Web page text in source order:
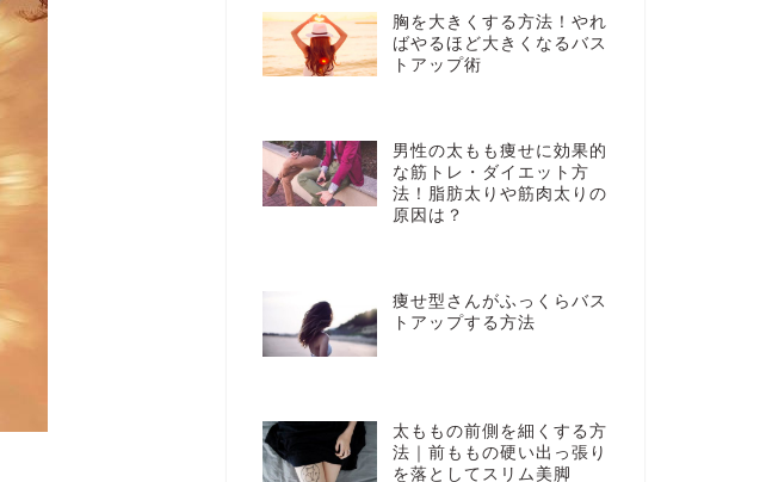
胸を大きくする方法！やれ
ばやるほど大きくなるバス
トアップ術
男性の太もも痩せに効果的
な筋トレ・ダイエット方
法！脂肪太りや筋肉太りの
原因は？
痩せ型さんがふっくらバス
トアップする方法
太ももの前側を細くする方
法｜前ももの硬い出っ張り
を落としてスリム美脚